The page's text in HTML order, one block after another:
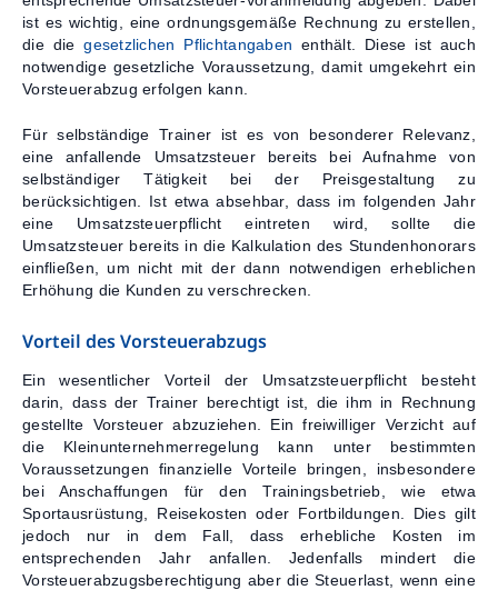
ist es wichtig, eine ordnungsgemäße Rechnung zu erstellen,
die diegesetzlichen Pflichtangaben enthält. Diese ist auch
notwendige gesetzliche Voraussetzung, damit umgekehrt ein
Vorsteuerabzug erfolgen kann.
Für selbständige Trainer ist es von besonderer Relevanz,
eine anfallende Umsatzsteuer bereits bei Aufnahme von
selbständiger Tätigkeit bei der Preisgestaltung zu
berücksichtigen. Ist etwa absehbar, dass im folgenden Jahr
eine Umsatzsteuerpflicht eintreten wird, sollte die
Umsatzsteuer bereits in die Kalkulation des Stundenhonorars
einfließen, um nicht mit der dann notwendigen erheblichen
Erhöhung die Kunden zu verschrecken.
Vorteil des Vorsteuerabzugs
Ein wesentlicher Vorteil der Umsatzsteuerpflicht besteht
darin, dass der Trainer berechtigt ist, die ihm in Rechnung
gestellte Vorsteuer abzuziehen. Ein freiwilliger Verzicht auf
die Kleinunternehmerregelung kann unter bestimmten
Voraussetzungen finanzielle Vorteile bringen, insbesondere
bei Anschaffungen für den Trainingsbetrieb, wie etwa
Sportausrüstung, Reisekosten oder Fortbildungen. Dies gilt
jedoch nur in dem Fall, dass erhebliche Kosten im
entsprechenden Jahr anfallen. Jedenfalls mindert die
Vorsteuerabzugsberechtigung aber die Steuerlast, wenn eine